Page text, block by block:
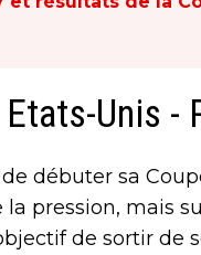
Unis -
débuter sa
pression, mais
de sortir de